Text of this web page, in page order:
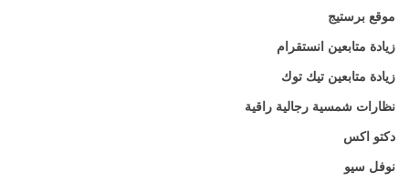
موقع برستيج
زيادة متابعين انستقرام
زيادة متابعين تيك توك
نظارات شمسية رجالية راقية
دكتو اكس
نوفل سيو